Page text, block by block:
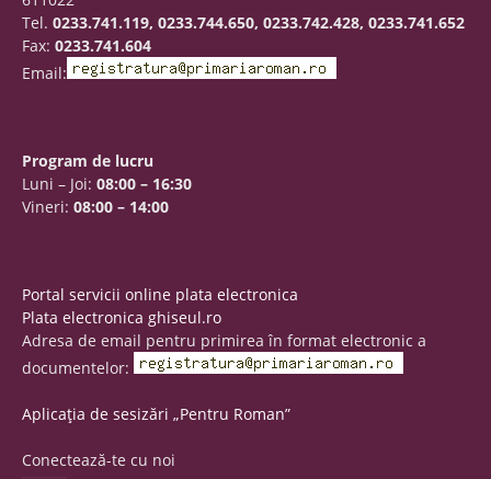
Tel. 0233.741.119, 0233.744.650, 0233.742.428, 0233.741.652
Fax: 0233.741.604
Email:
Program de lucru
Luni – Joi: 08:00 – 16:30
Vineri: 08:00 – 14:00
Portal servicii online plata electronica
Plata electronica ghiseul.ro
Adresa de email pentru primirea în format electronic a
documentelor:
Aplicația de sesizări „Pentru Roman”
Conectează-te cu noi